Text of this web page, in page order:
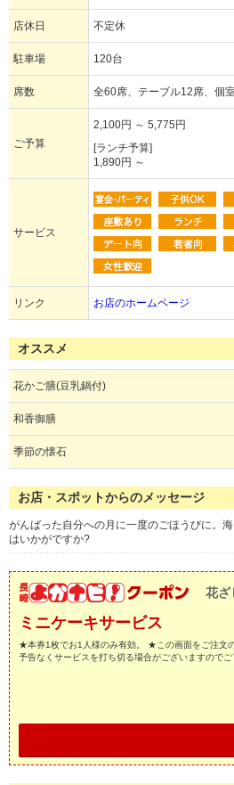
店休日 不定休
駐車場 120台
席数 全60席、テーブル12席、個
ご予算
2,100円 ～ 5,775円
[ランチ予算]
1,890円 ～
サービス
リンク お店のホームページ
オススメ
花かご膳(豆乳鍋付)
和香御膳
季節の懐石
お店・スポットからのメッセージ
がんばった自分への月に一度のごほうびに。
はいかがですか?
花ざ
ミニケーキサービス
★本券1枚でお1人様のみ有効。 ★この画面をご注文
予告なくサービスを打ち切る場合がございますのでご